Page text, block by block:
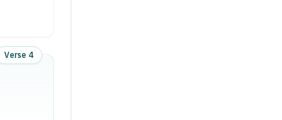
Verse 4